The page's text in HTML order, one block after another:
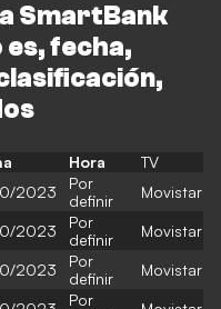
SmartBank
fecha,
Hora
TV
2023
Por
definir
Movistar
2023
Por
definir
Movistar
2023
Por
definir
Movistar
Por